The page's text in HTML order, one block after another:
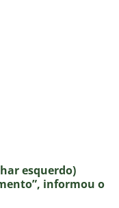
esquerdo)
informou o